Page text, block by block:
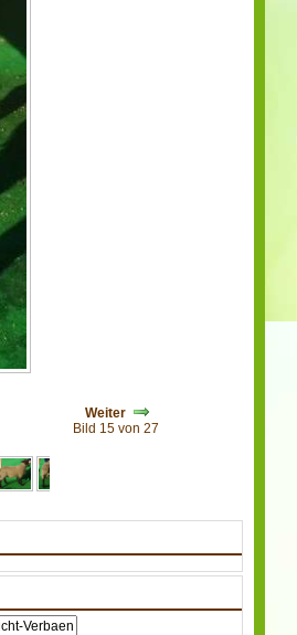
Weiter
Bild 15 von 27